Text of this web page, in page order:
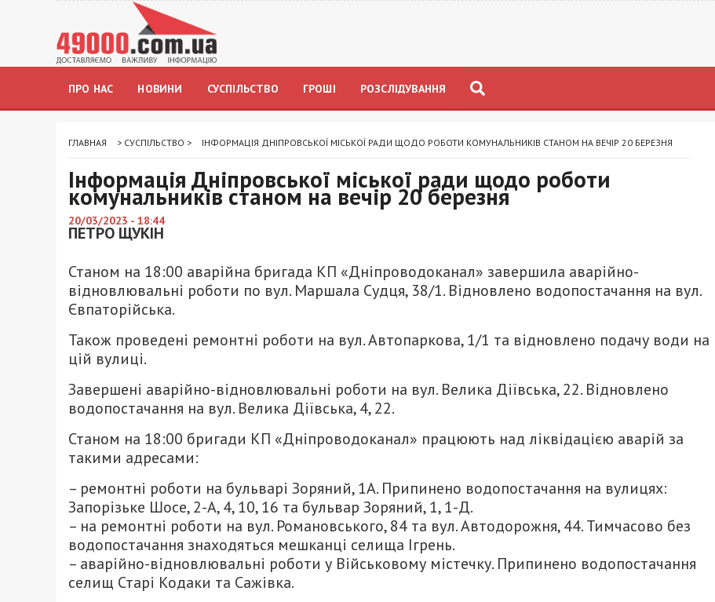
ПРО НАС НОВИНИ СУСПІЛЬСТВО ГРОШІ РОЗСЛІДУВАННЯ
ГЛАВНАЯ > СУСПІЛЬСТВО > ІНФОРМАЦІЯ ДНІПРОВСЬКОЇ МІСЬКОЇ РАДИ ЩОДО РОБОТИ КОМУНАЛЬНИКІВ СТАНОМ НА ВЕЧІР 20 БЕРЕЗНЯ
Інформація Дніпровської міської ради щодо роботи
комунальників станом на вечір 20 березня
20/03/2023 - 18:44
ПЕТРО ЩУКІН
Станом на 18:00 аварійна бригада КП «Дніпроводоканал» завершила аварійно-
відновлювальні роботи по вул. Маршала Судця, 38/1. Відновлено водопостачання на вул.
Євпаторійська.
Також проведені ремонтні роботи на вул. Автопаркова, 1/1 та відновлено подачу води на
цій вулиці.
Завершені аварійно-відновлювальні роботи на вул. Велика Діївська, 22. Відновлено
водопостачання на вул. Велика Діївська, 4, 22.
Станом на 18:00 бригади КП «Дніпроводоканал» працюють над ліквідацією аварій за
такими адресами:
– ремонтні роботи на бульварі Зоряний, 1А. Припинено водопостачання на вулицях:
Запорізьке Шосе, 2-А, 4, 10, 16 та бульвар Зоряний, 1, 1-Д.
– на ремонтні роботи на вул. Романовського, 84 та вул. Автодорожня, 44. Тимчасово без
водопостачання знаходяться мешканці селища Ігрень.
– аварійно-відновлювальні роботи у Військовому містечку. Припинено водопостачання
селищ Старі Кодаки та Сажівка.